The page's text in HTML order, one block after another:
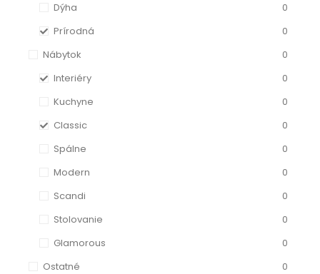
Dýha
0
Prírodná
0
Nábytok
0
Interiéry
0
Kuchyne
0
Classic
0
Spálne
0
Modern
0
Scandi
0
Stolovanie
0
Glamorous
0
Ostatné
0